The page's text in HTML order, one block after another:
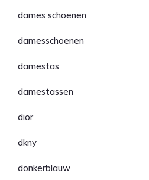
dames schoenen
damesschoenen
damestas
damestassen
dior
dkny
donkerblauw